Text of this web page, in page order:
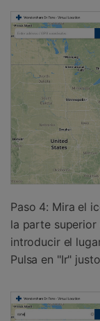
Paso 4: Mira el
la parte superior
introducir el
Pulsa en "Ir"